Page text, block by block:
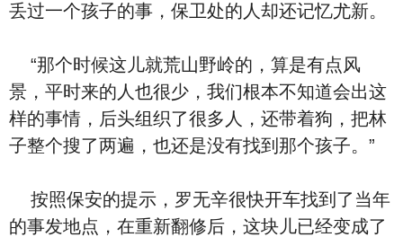
丢过一个孩子的事，保卫处的人却还记忆尤新。
“那个时候这儿就荒山野岭的，算是有点风
景，平时来的人也很少，我们根本不知道会出这
样的事情，后头组织了很多人，还带着狗，把林
子整个搜了两遍，也还是没有找到那个孩子。”
按照保安的提示，罗无辛很快开车找到了当年
的事发地点，在重新翻修后，这块儿已经变成了